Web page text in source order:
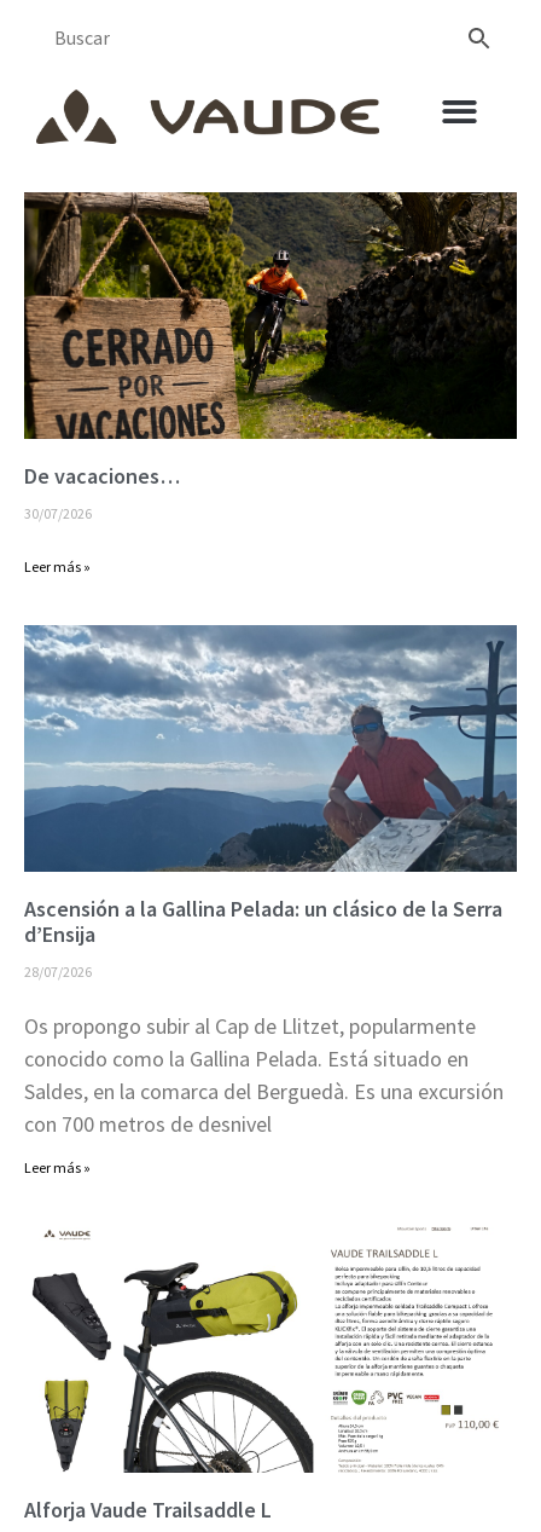
De vacaciones…
30/07/2026
Leer más »
Ascensión a la Gallina Pelada: un clásico de la Serra
d’Ensija
28/07/2026
Os propongo subir al Cap de Llitzet, popularmente
conocido como la Gallina Pelada. Está situado en
Saldes, en la comarca del Berguedà. Es una excursión
con 700 metros de desnivel
Leer más »
Alforja Vaude Trailsaddle L